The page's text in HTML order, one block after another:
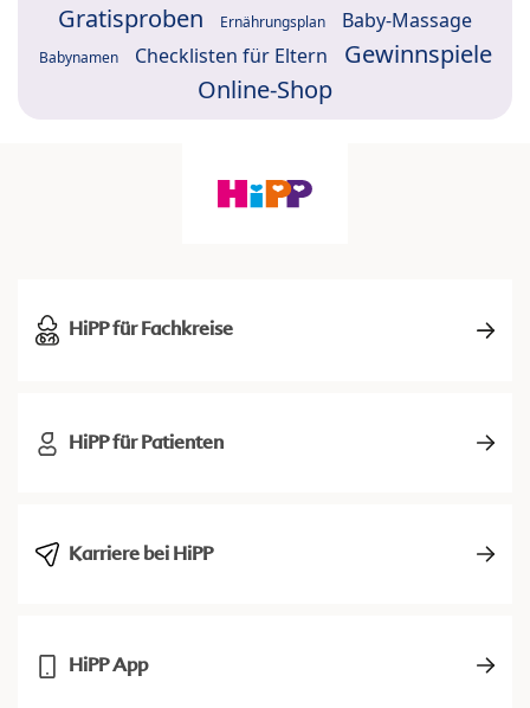
Gratisproben Ernährungsplan Baby-Massage
Babynamen Checklisten für Eltern
Gewinnspiele
Online-Shop
HiPP für Fachkreise
HiPP für Patienten
Karriere bei HiPP
HiPP App